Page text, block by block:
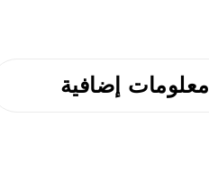
معلومات إضافية